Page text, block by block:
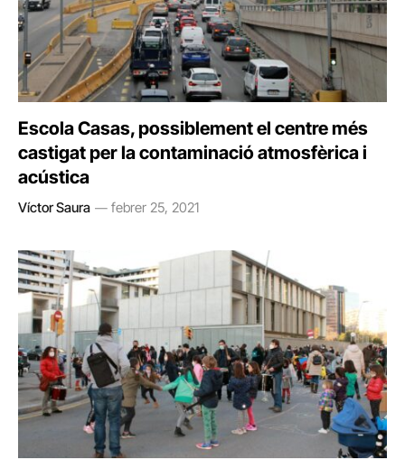
Escola Casas, possiblement el centre més
castigat per la contaminació atmosfèrica i
acústica
Víctor Saura febrer 25, 2021